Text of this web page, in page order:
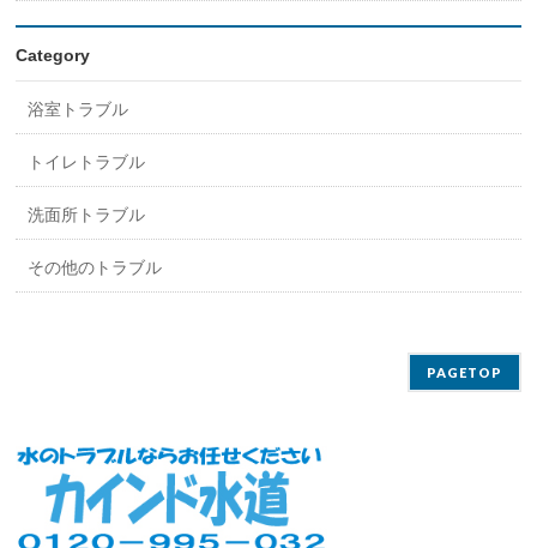
Category
浴室トラブル
トイレトラブル
洗面所トラブル
その他のトラブル
PAGETOP